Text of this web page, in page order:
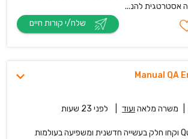
אסטרטגית להנ...
משרה מלאה ועוד לפני 23 שעות
הצטרפו ל-QualityAI וקחו חלק בעשייה חדשנית ומשפיעה בעולמות